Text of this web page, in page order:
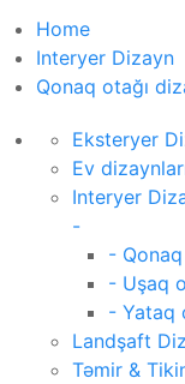
Home
Interyer Dizayn
Qonaq otağı
Eksteryer
Ev
Interyer
-
- Qonaq
- Uşaq
- Yataq
Landşaft
Təmir &